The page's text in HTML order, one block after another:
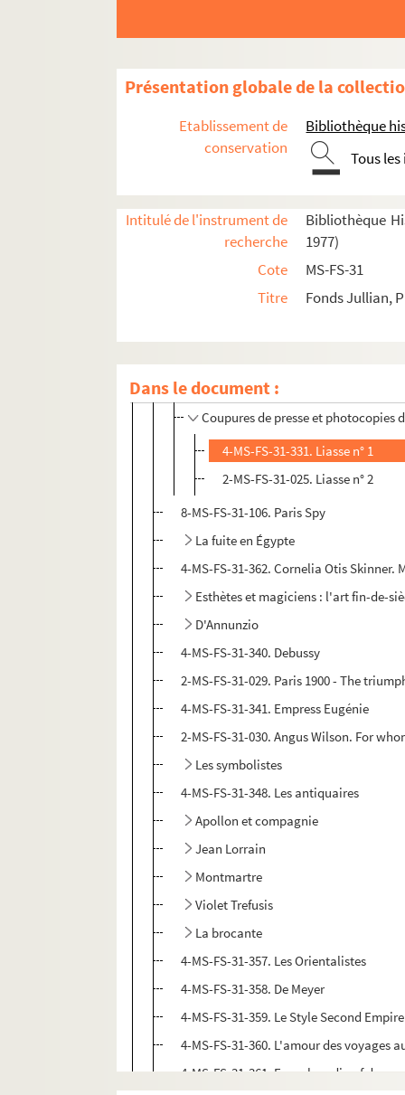
Présentation globale de la
Etablissement de
conservation
Bibliothèque
Tous
Intitulé de l'instrument de
recherche
Bibliothèque
1977)
Cote
MS-FS-31
Titre
Fonds Jullian,
Dans le document :
My Lord
Delacroix
Les reines mortes du Portugal
4-MS-FS-31-381. L'art de recevoir
Robert de Montesquiou : un prince
4-MS-FS-31-330. Contrats d'édition
Coupures de presse et photocopies
4-MS-FS-31-331. Liasse n° 1
2-MS-FS-31-025. Liasse n° 2
8-MS-FS-31-106. Paris Spy
La fuite en Égypte
4-MS-FS-31-362. Cornelia Otis Skinner.
Esthètes et magiciens : l'art fin-de-
D'Annunzio
4-MS-FS-31-340. Debussy
2-MS-FS-31-029. Paris 1900 - The
4-MS-FS-31-341. Empress Eugénie
2-MS-FS-31-030. Angus Wilson. For
Les symbolistes
4-MS-FS-31-348. Les antiquaires
Apollon et compagnie
Jean Lorrain
Montmartre
Violet Trefusis
La brocante
4-MS-FS-31-357. Les Orientalistes
4-MS-FS-31-358. De Meyer
4-MS-FS-31-359. Le Style Second
4-MS-FS-31-360. L'amour des voyages
4-MS-FS-31-361. Encyclopedia of